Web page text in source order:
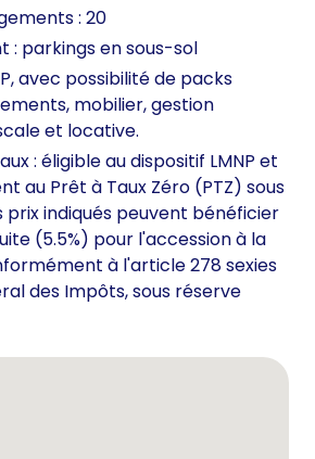
: 20
: parkings en sous-sol
avec possibilité de packs
mobilier, gestion
et locative.
: éligible au dispositif LMNP et
au Prêt à Taux Zéro (PTZ) sous
prix indiqués peuvent bénéficier
(5.5%) pour l'accession à la
à l'article 278 sexies
des Impôts, sous réserve